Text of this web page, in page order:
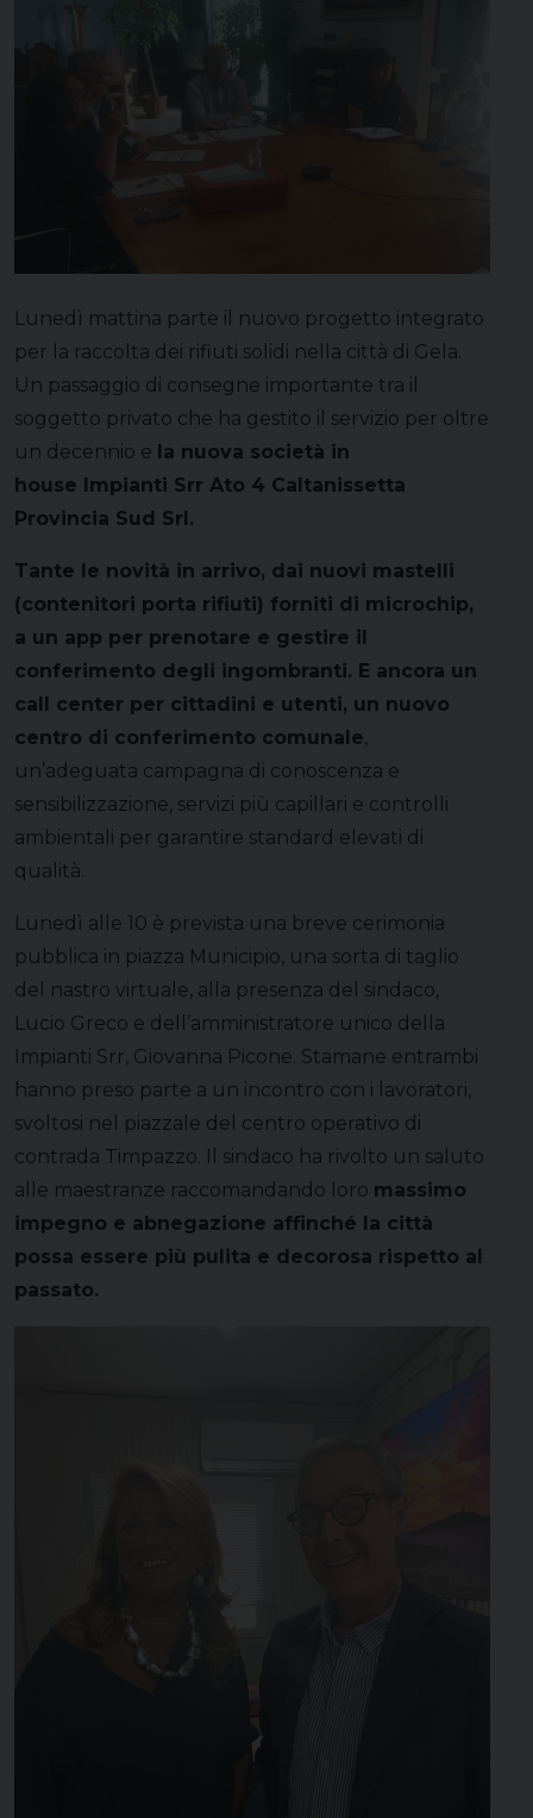
Lunedì mattina parte il nuovo progetto integrato
per la raccolta dei rifiuti solidi nella città di Gela.
Un passaggio di consegne importante tra il
soggetto privato che ha gestito il servizio per oltre
un decennio e la nuova società in
house Impianti Srr Ato 4 Caltanissetta
Provincia Sud Srl.
Tante le novità in arrivo, dai nuovi mastelli
(contenitori porta rifiuti) forniti di microchip,
a un app per prenotare e gestire il
conferimento degli ingombranti. E ancora un
call center per cittadini e utenti, un nuovo
centro di conferimento comunale,
un’adeguata campagna di conoscenza e
sensibilizzazione, servizi più capillari e controlli
ambientali per garantire standard elevati di
qualità.
Lunedì alle 10 è prevista una breve cerimonia
pubblica in piazza Municipio, una sorta di taglio
del nastro virtuale, alla presenza del sindaco,
Lucio Greco e dell’amministratore unico della
Impianti Srr, Giovanna Picone. Stamane entrambi
hanno preso parte a un incontro con i lavoratori,
svoltosi nel piazzale del centro operativo di
contrada Timpazzo. Il sindaco ha rivolto un saluto
alle maestranze raccomandando loro massimo
impegno e abnegazione affinché la città
possa essere più pulita e decorosa rispetto al
passato.